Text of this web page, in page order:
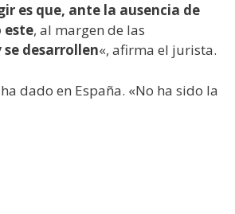
es que, ante la ausencia de
este, al margen de las
se desarrollen«, afirma el jurista.
dado en España. «No ha sido la